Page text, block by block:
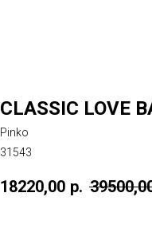
CLASSIC LOVE
Pinko
31543
18220,00 р.